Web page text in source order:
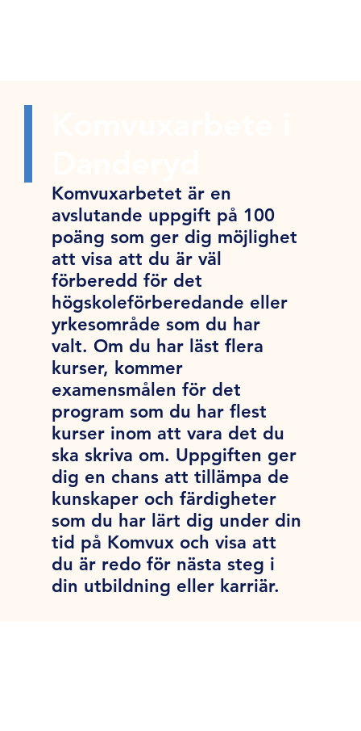
Komvuxarbetet är en
avslutande uppgift på 100
poäng som ger dig möjlighet
att visa att du är väl
förberedd för det
högskoleförberedande eller
yrkesområde som du har
valt. Om du har läst flera
kurser, kommer
examensmålen för det
program som du har flest
kurser inom att vara det du
ska skriva om. Uppgiften ger
dig en chans att tillämpa de
kunskaper och färdigheter
som du har lärt dig under din
tid på Komvux och visa att
du är redo för nästa steg i
din utbildning eller karriär.